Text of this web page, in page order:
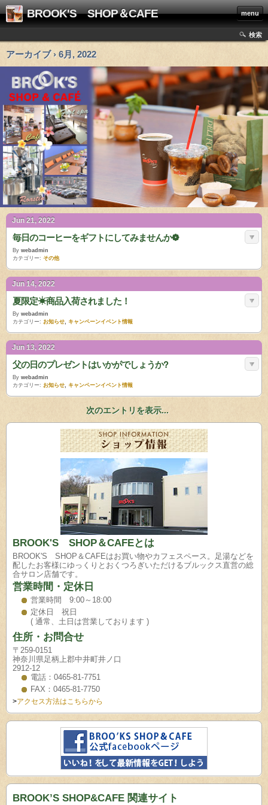
BROOK'S SHOP＆CAFE menu
検索
アーカイブ › 6月, 2022
Jun 21, 2022
毎日のコーヒーをギフトにしてみませんか❁
By webadmin
カテゴリー: その他
Jun 14, 2022
夏限定☀商品入荷されました！
By webadmin
カテゴリー: お知らせ キャンペーンイベント情報
Jun 13, 2022
父の日のプレゼントはいかがでしょうか?
By webadmin
カテゴリー: お知らせ キャンペーンイベント情報
次のエントリを表示...
BROOK'S SHOP＆CAFEとは
BROOK'S SHOP＆CAFEはお買い物やカフェスペース。足湯などを
配したお客様にゆっくりとおくつろぎいただけるブルックス直営の総
合サロン店舗です。
営業時間・定休日
営業時間 9:00～18:00
定休日 祝日
( 通常、土日は営業しております )
住所・お問合せ
〒259-0151
神奈川県足柄上郡中井町井ノ口
2912-12
電話：0465-81-7751
FAX：0465-81-7750
>アクセス方法はこちらから
BROOK’S SHOP&CAFE 関連サイト